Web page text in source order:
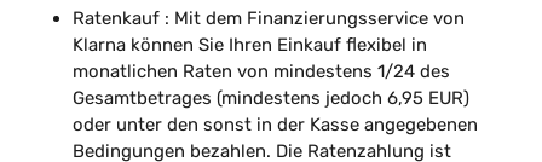
Ratenkauf : Mit dem Finanzierungsservice von
Klarna können Sie Ihren Einkauf flexibel in
monatlichen Raten von mindestens 1/24 des
Gesamtbetrages (mindestens jedoch 6,95 EUR)
oder unter den sonst in der Kasse angegebenen
Bedingungen bezahlen. Die Ratenzahlung ist